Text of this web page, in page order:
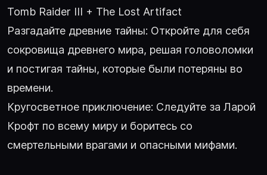
Tomb Raider III + The Lost Artifact
Разгадайте древние тайны: Откройте для себя
сокровища древнего мира, решая головоломки
и постигая тайны, которые были потеряны во
времени.
Кругосветное приключение: Следуйте за Ларой
Крофт по всему миру и боритесь со
смертельными врагами и опасными мифами.